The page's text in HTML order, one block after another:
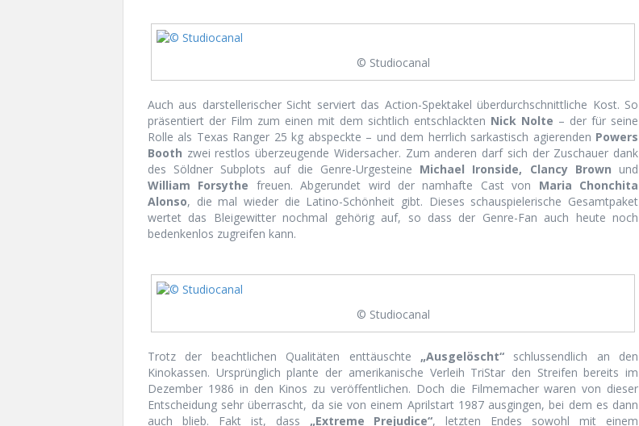
© Studiocanal
Auch aus darstellerischer Sicht serviert das Action-Spektakel überdurchschnittliche Kost. So
präsentiert der Film zum einen mit dem sichtlich entschlackten Nick Nolte – der für seine
Rolle als Texas Ranger 25 kg abspeckte – und dem herrlich sarkastisch agierenden Powers
Booth zwei restlos überzeugende Widersacher. Zum anderen darf sich der Zuschauer dank
des Söldner Subplots auf die Genre-Urgesteine Michael Ironside, Clancy Brown und
William Forsythe freuen. Abgerundet wird der namhafte Cast von Maria Chonchita
Alonso, die mal wieder die Latino-Schönheit gibt. Dieses schauspielerische Gesamtpaket
wertet das Bleigewitter nochmal gehörig auf, so dass der Genre-Fan auch heute noch
bedenkenlos zugreifen kann.
© Studiocanal
Trotz der beachtlichen Qualitäten enttäuschte „Ausgelöscht“schlussendlich an den
Kinokassen. Ursprünglich plante der amerikanische Verleih TriStar den Streifen bereits im
Dezember 1986 in den Kinos zu veröffentlichen. Doch die Filmemacher waren von dieser
Entscheidung sehr überrascht, da sie von einem Aprilstart 1987 ausgingen, bei dem es dann
auch blieb. Fakt ist, dass „Extreme Prejudice“, letzten Endes sowohl mit einem